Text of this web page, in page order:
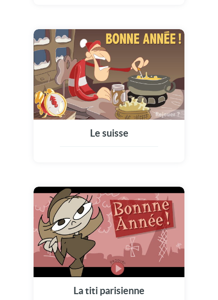
Le suisse
La titi parisienne